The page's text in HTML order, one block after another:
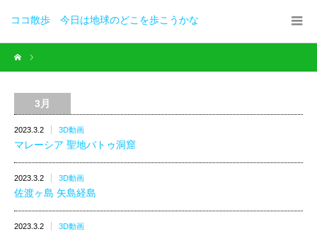
ココ散歩 今日は地球のどこを歩こうかな
3月
2023.3.2 3D動画
マレーシア 聖地バトゥ洞窟
2023.3.2 3D動画
佐渡ヶ島 矢島経島
2023.3.2 3D動画